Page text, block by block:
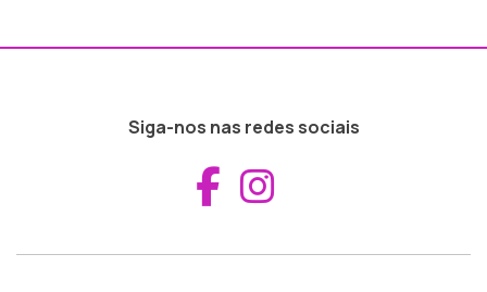
Siga-nos nas redes sociais
Aceder ao